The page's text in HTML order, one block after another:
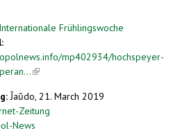
Internationale Frühlingswoche
mp402934/hochspeyer-
(link is external)
Ĵaŭdo, 21. March 2019
Zeitung
News